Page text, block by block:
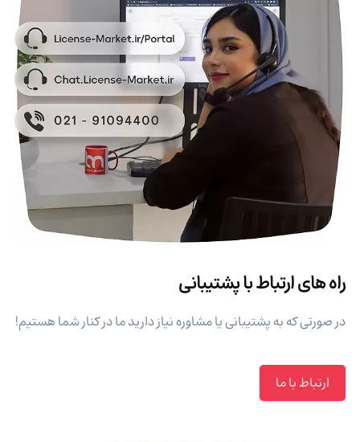
راه های ارتباط با پشتیبانی
در صورتی که به پشتیبانی یا مشاوره نیاز دارید ما در کنار شما هستیم!
ارتباط با ما